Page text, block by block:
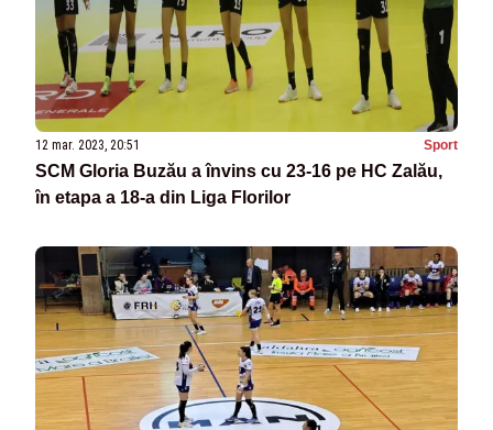
12 mar. 2023, 20:51 Sport
SCM Gloria Buzău a învins cu 23-16 pe HC Zalău,
în etapa a 18-a din Liga Florilor